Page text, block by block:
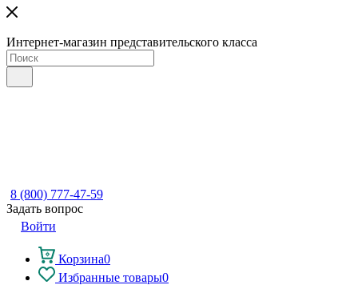
Интернет-магазин представительского класса
8 (800) 777-47-59
Задать вопрос
Войти
Корзина0
Избранные товары0